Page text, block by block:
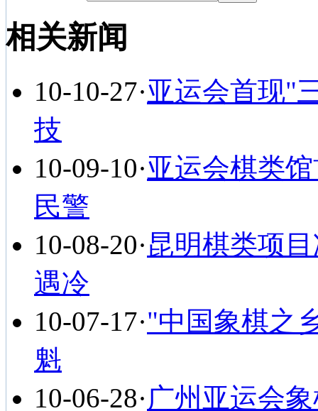
相关新闻
10-10-27·亚运会首现"
技
10-09-10·亚运会棋类
民警
10-08-20·昆明棋类项
遇冷
10-07-17·"中国象棋之
魁
10-06-28·广州亚运会